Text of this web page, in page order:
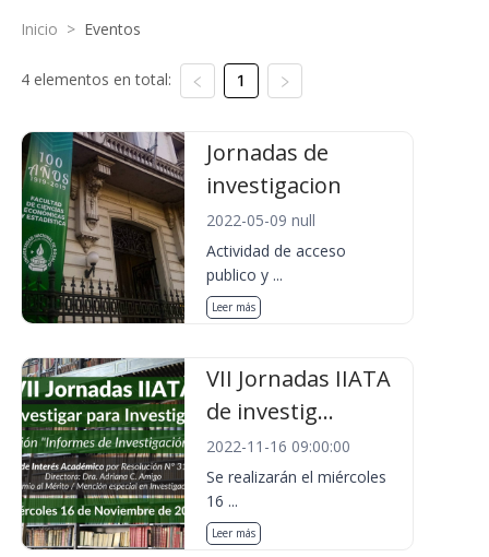
Inicio > Eventos
4 elementos en total: 1
Jornadas de
investigacion
2022-05-09 null
Actividad de acceso
publico y ...
Leer más
VII Jornadas IIATA
de investig...
2022-11-16 09:00:00
Se realizarán el miércoles
16 ...
Leer más